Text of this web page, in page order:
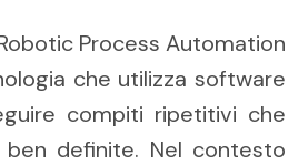
Process Automation
che utilizza software
compiti ripetitivi che
definite. Nel contesto